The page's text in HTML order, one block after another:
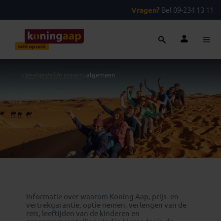
Vragen? Bel 09-234 13 11
algemeen
Informatie over waarom Koning Aap, prijs- en
vertrekgarantie, optie nemen, verlengen van de
reis, leeftijden van de kinderen en